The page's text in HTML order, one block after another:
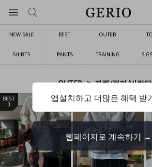
NEW SALE BEST OUTER
SHIRTS PANTS TRAINING
OUTER > 자켓/점퍼/바람
1 2
앱설치하고 더많은 혜택 받
웹페이지로 계속하기 →